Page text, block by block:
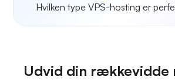
Hvilken type VPS-hosting er
Udvid din rækkevidde